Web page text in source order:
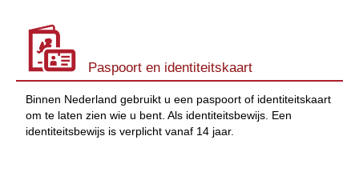
Paspoort en identiteitskaart
Binnen Nederland gebruikt u een paspoort of identiteitskaart
om te laten zien wie u bent. Als identiteitsbewijs. Een
identiteitsbewijs is verplicht vanaf 14 jaar.